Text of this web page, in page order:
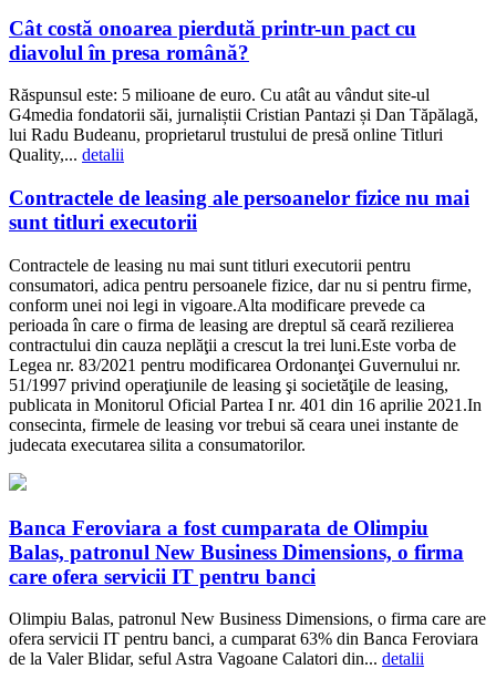
Cât costă onoarea pierdută printr-un pact cu
diavolul în presa română?
Răspunsul este: 5 milioane de euro. Cu atât au vândut site-ul
G4media fondatorii săi, jurnaliștii Cristian Pantazi și Dan Tăpălagă,
lui Radu Budeanu, proprietarul trustului de presă online Titluri
Quality,... detalii
Contractele de leasing ale persoanelor fizice nu mai
sunt titluri executorii
Contractele de leasing nu mai sunt titluri executorii pentru
consumatori, adica pentru persoanele fizice, dar nu si pentru firme,
conform unei noi legi in vigoare.Alta modificare prevede ca
perioada în care o firma de leasing are dreptul să ceară rezilierea
contractului din cauza neplăţii a crescut la trei luni.Este vorba de
Legea nr. 83/2021 pentru modificarea Ordonanţei Guvernului nr.
51/1997 privind operaţiunile de leasing şi societăţile de leasing,
publicata in Monitorul Oficial Partea I nr. 401 din 16 aprilie 2021.In
consecinta, firmele de leasing vor trebui să ceara unei instante de
judecata executarea silita a consumatorilor.
Banca Feroviara a fost cumparata de Olimpiu
Balas, patronul New Business Dimensions, o firma
care ofera servicii IT pentru banci
Olimpiu Balas, patronul New Business Dimensions, o firma care are
ofera servicii IT pentru banci, a cumparat 63% din Banca Feroviara
de la Valer Blidar, seful Astra Vagoane Calatori din... detalii